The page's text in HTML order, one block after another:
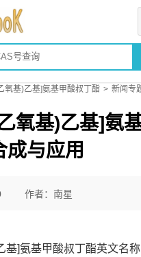
氧基)乙基]氨基甲酸叔丁酯 > 新闻专
氧基)乙基]氨
成与应用
作者：南星
基]氨基甲酸叔丁酯英文名